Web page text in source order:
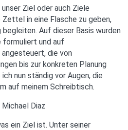
Ziel oder auch Ziele
in eine Flasche zu geben,
Auf dieser Basis wurden
formuliert und auf
die von
bis zur konkreten Planung
nun ständig vor Augen, die
auf meinem Schreibtisch.
ein Ziel ist. Unter seiner